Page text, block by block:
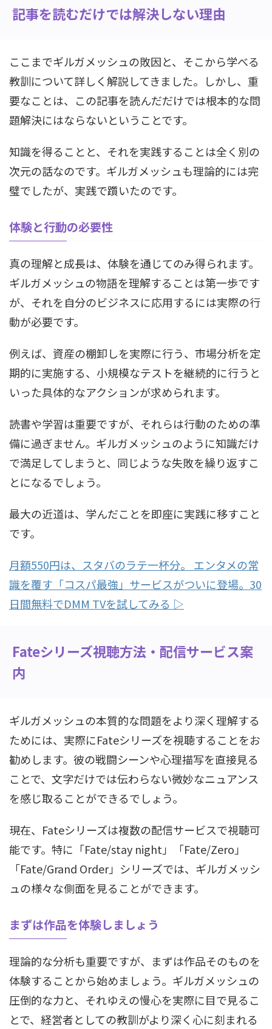
記事を読むだけでは解決しない理由
ここまでギルガメッシュの敗因と、そこから学べる
教訓について詳しく解説してきました。しかし、重
要なことは、この記事を読んだだけでは根本的な問
題解決にはならないということです。
知識を得ることと、それを実践することは全く別の
次元の話なのです。ギルガメッシュも理論的には完
璧でしたが、実践で躓いたのです。
体験と行動の必要性
真の理解と成長は、体験を通じてのみ得られます。
ギルガメッシュの物語を理解することは第一歩です
が、それを自分のビジネスに応用するには実際の行
動が必要です。
例えば、資産の棚卸しを実際に行う、市場分析を定
期的に実施する、小規模なテストを継続的に行うと
いった具体的なアクションが求められます。
読書や学習は重要ですが、それらは行動のための準
備に過ぎません。ギルガメッシュのように知識だけ
で満足してしまうと、同じような失敗を繰り返すこ
とになるでしょう。
最大の近道は、学んだことを即座に実践に移すこと
です。
月額550円は、スタバのラテ一杯分。 エンタメの常
識を覆す「コスパ最強」サービスがついに登場。30
日間無料でDMM TVを試してみる ▷
Fateシリーズ視聴方法・配信サービス案
内
ギルガメッシュの本質的な問題をより深く理解する
ためには、実際にFateシリーズを視聴することをお
勧めします。彼の戦闘シーンや心理描写を直接見る
ことで、文字だけでは伝わらない微妙なニュアンス
を感じ取ることができるでしょう。
現在、Fateシリーズは複数の配信サービスで視聴可
能です。特に「Fate/stay night」「Fate/Zero」
「Fate/Grand Order」シリーズでは、ギルガメッシ
ュの様々な側面を見ることができます。
まずは作品を体験しましょう
理論的な分析も重要ですが、まずは作品そのものを
体験することから始めましょう。ギルガメッシュの
圧倒的な力と、それゆえの慢心を実際に目で見るこ
とで、経営者としての教訓がより深く心に刻まれる